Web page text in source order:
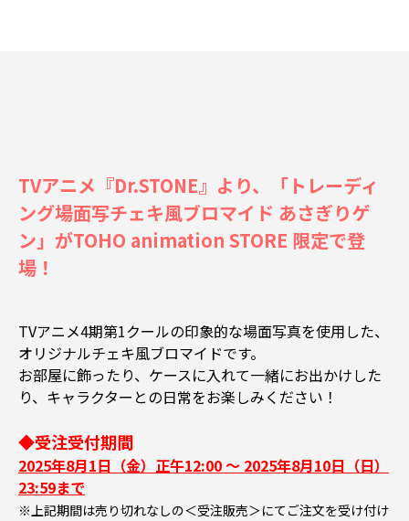
TVアニメ『Dr.STONE』より、「トレーディ
ング場面写チェキ風ブロマイド あさぎりゲ
ン」がTOHO animation STORE 限定で登
場！
TVアニメ4期第1クールの印象的な場面写真を使用した、
オリジナルチェキ風ブロマイドです。
お部屋に飾ったり、 ケースに入れて一緒にお出かけした
り、 キャラクターとの日常をお楽しみください！
◆受注受付期間
2025年8月1日（金）正午12:00 ～ 2025年8月10日（日）
23:59まで
※上記期間は売り切れなしの＜受注販売＞にてご注文を受け付け